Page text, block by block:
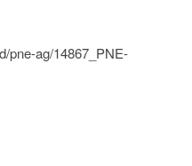
pne-ag/14867_PNE-